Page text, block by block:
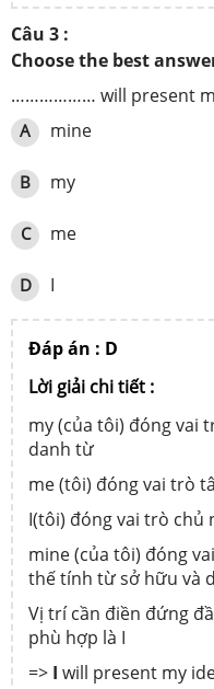
Câu 3 :
Choose the best
……………… will present
A mine
B my
C me
D I
Đáp án : D
Lời giải chi tiết :
my (của tôi) đóng vai
danh từ
me (tôi) đóng vai trò
I(tôi) đóng vai trò chủ
mine (của tôi) đóng
thế tính từ sở hữu và
Vị trí cần điền đứng
phù hợp là I
=> I will present my